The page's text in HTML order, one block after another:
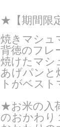
★ 【期間
焼きマシュ
背徳のフレ
焼けたマシ
あげパンと
トがベス
★お米の入
のおかわり